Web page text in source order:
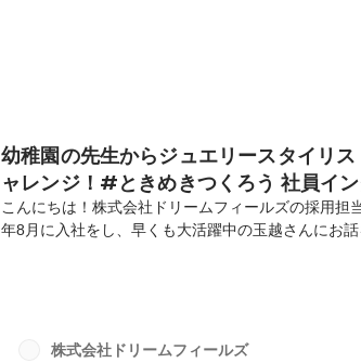
幼稚園の先生からジュエリースタイリ
ャレンジ！#ときめきつくろう 社員イ
こんにちは！株式会社ドリームフィールズの採用担
年8月に入社をし、早くも大活躍中の玉越さんにお話
きてくれたのか？ぜひ最後までご覧くださいませ！
して勤務。ー元々幼稚園の先生を目指したきっかけ
株式会社ドリームフィールズ